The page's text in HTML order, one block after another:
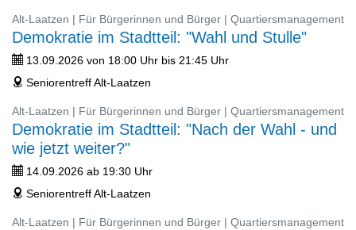
Alt-Laatzen | Für Bürgerinnen und Bürger | Quartiersmanagement
Demokratie im Stadtteil: "Wahl und Stulle"
ticket 13.09.2026 von 18:00 Uhr bis 21:45 Uhr
address Seniorentreff Alt-Laatzen
Alt-Laatzen | Für Bürgerinnen und Bürger | Quartiersmanagement
Demokratie im Stadtteil: "Nach der Wahl - und
wie jetzt weiter?"
ticket 14.09.2026 ab 19:30 Uhr
address Seniorentreff Alt-Laatzen
Alt-Laatzen | Für Bürgerinnen und Bürger | Quartiersmanagement